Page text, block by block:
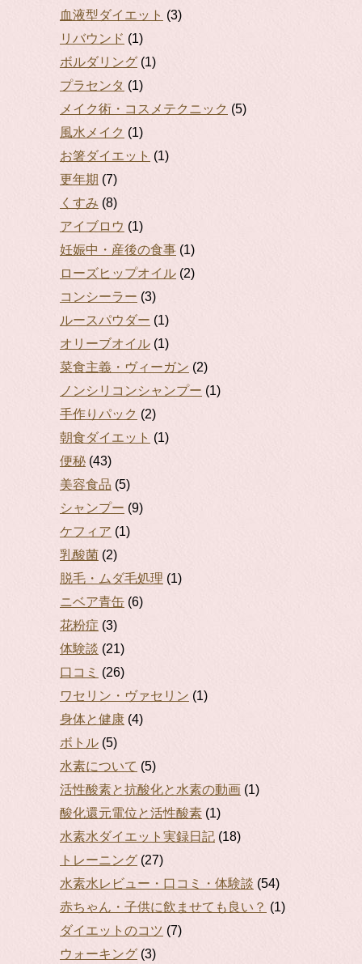
血液型ダイエット (3)
リバウンド (1)
ボルダリング (1)
プラセンタ (1)
メイク術・コスメテクニック (5)
風水メイク (1)
お箸ダイエット (1)
更年期 (7)
くすみ (8)
アイブロウ (1)
妊娠中・産後の食事 (1)
ローズヒップオイル (2)
コンシーラー (3)
ルースパウダー (1)
オリーブオイル (1)
菜食主義・ヴィーガン (2)
ノンシリコンシャンプー (1)
手作りパック (2)
朝食ダイエット (1)
便秘 (43)
美容食品 (5)
シャンプー (9)
ケフィア (1)
乳酸菌 (2)
脱毛・ムダ毛処理 (1)
ニベア青缶 (6)
花粉症 (3)
体験談 (21)
口コミ (26)
ワセリン・ヴァセリン (1)
身体と健康 (4)
ボトル (5)
水素について (5)
活性酸素と抗酸化と水素の動画 (1)
酸化還元電位と活性酸素 (1)
水素水ダイエット実録日記 (18)
トレーニング (27)
水素水レビュー・口コミ・体験談 (54)
赤ちゃん・子供に飲ませても良い？ (1)
ダイエットのコツ (7)
ウォーキング (3)